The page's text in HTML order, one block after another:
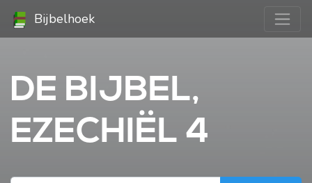
Bijbelhoek
DE BIJBEL,
EZECHIËL 4